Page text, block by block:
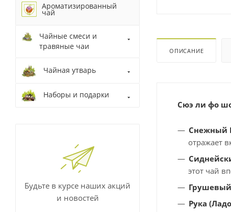
ОПИСАНИЕ
Сюэ ли фо
Снежный
отражает
этот чай
Рука
Ароматизированный
чай
Чайные смеси и
травяные чаи
Чайная утварь
Наборы и подарки
Будьте в курсе наших акций
и новостей